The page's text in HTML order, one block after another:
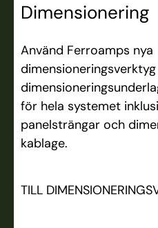
Dimensionering
Använd Ferroamps nya
för hela systemet
panelsträngar och
kablage.
TILL